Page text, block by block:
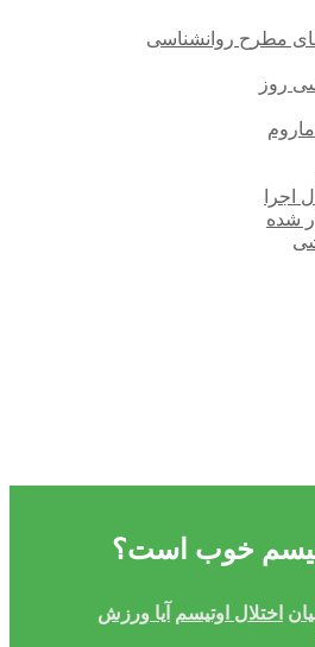
مطرح روانشناسی
روز
اجرا
شده
خوب است؟
اختلال اوتیسم آیا ورزش